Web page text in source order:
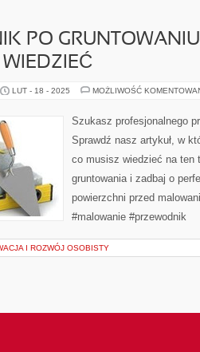
PO
LUT - 18 - 2025 MOŻLIWOŚĆ
Szukasz profesjonalnego
Sprawdź nasz artykuł, w
co musisz wiedzieć na ten
gruntowania i zadbaj o
powierzchni przed
#malowanie #przewodnik
I ROZWÓJ OSOBISTY